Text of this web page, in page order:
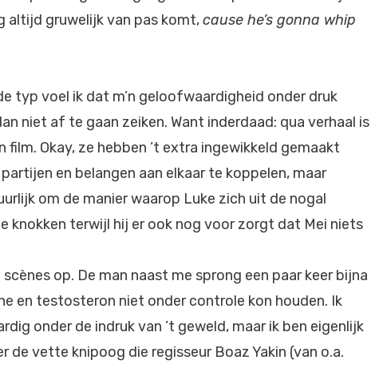
altijd gruwelijk van pas komt,cause he’s gonna whip
typ voel ik dat m’n geloofwaardigheid onder druk
niet af te gaan zeiken. Want inderdaad: qua verhaal is
Okay, ze hebben ’t extra ingewikkeld gemaakt
en belangen aan elkaar te koppelen, maar
om de manier waarop Luke zich uit de nogal
knokken terwijl hij er ook nog voor zorgt dat Mei niets
op. De man naast me sprong een paar keer bijna
en testosteron niet onder controle kon houden. Ik
onder de indruk van ’t geweld, maar ik ben eigenlijk
de vette knipoog die regisseur Boaz Yakin (van o.a.